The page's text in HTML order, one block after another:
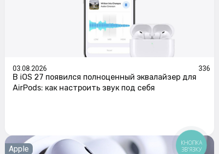
03.08.2026 336
В iOS 27 появился полноценный эквалайзер для
AirPods: как настроить звук под себя
Apple
КНОПКА
ЗВ'ЯЗКУ